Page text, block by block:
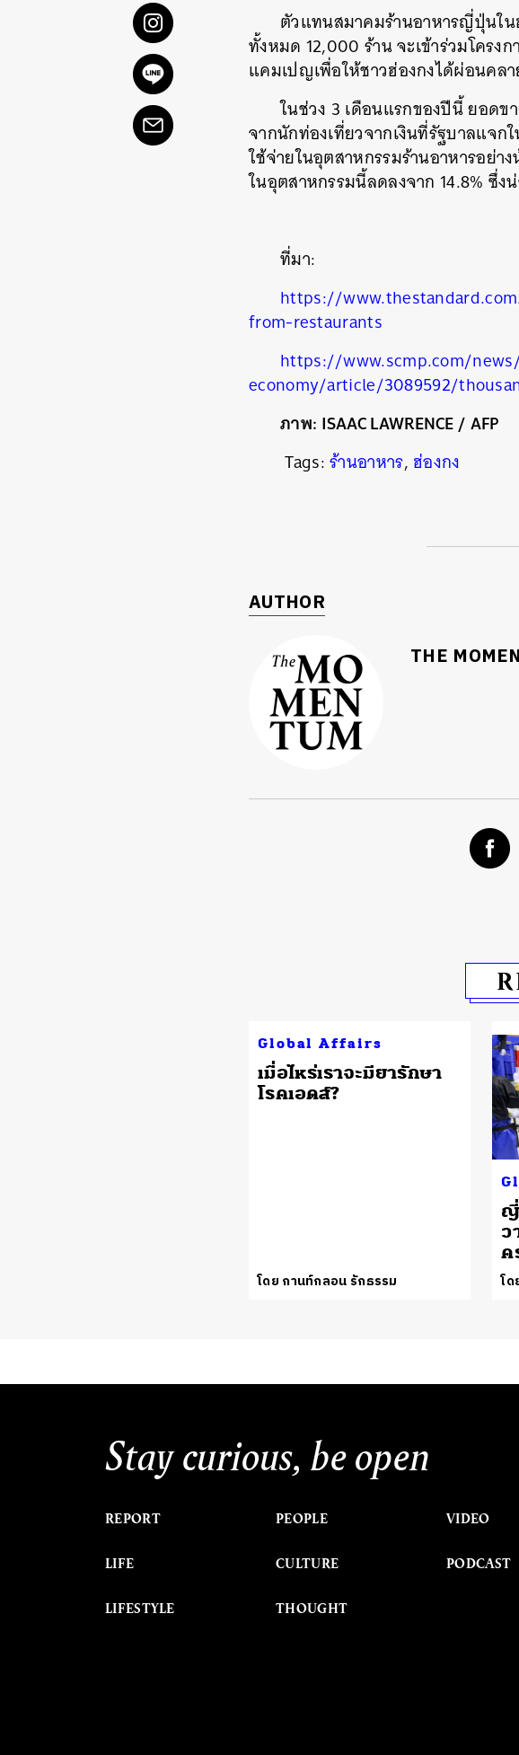
ตัวแทนสมาคมร้านอาหารญี่ปุ่นใน
ทั้งหมด 12,000 ร้าน จะเข้าร่วมโคร
แคมเปญเพื่อให้ชาวฮ่องกงได้ผ่อนคล
ในช่วง 3 เดือนแรกของปีนี้ ยอดข
จากนักท่องเที่ยวจากเงินที่รัฐบาลแจก
ใช้จ่ายในอุตสาหกรรมร้านอาหารอย่า
ในอุตสาหกรรมนี้ลดลงจาก 14.8% ซึ่
ที่มา:
https://
from-restaurants
https://www.scmp.com/
economy/article/3089592/
ภาพ: ISAAC LAWRENCE / AFP
Tags:ร้านอาหาร, ฮ่องกง
AUTHOR
THE
Global Affairs
เมื่อไหร่เราจะมียารักษา
โรคเอดส์?
โดย กานท์กลอน รักธรรม
ญี่
ว
ค
โด
Stay curious, be open
REPORT
LIFE
LIFESTYLE
PEOPLE
CULTURE
THOUGHT
VIDEO
PODCAST
ค้นหา
SHARE